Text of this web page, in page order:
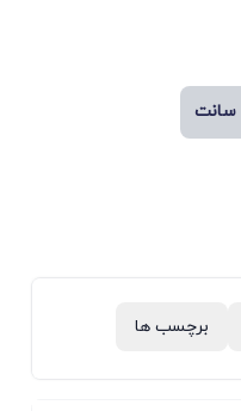
برچسب ها